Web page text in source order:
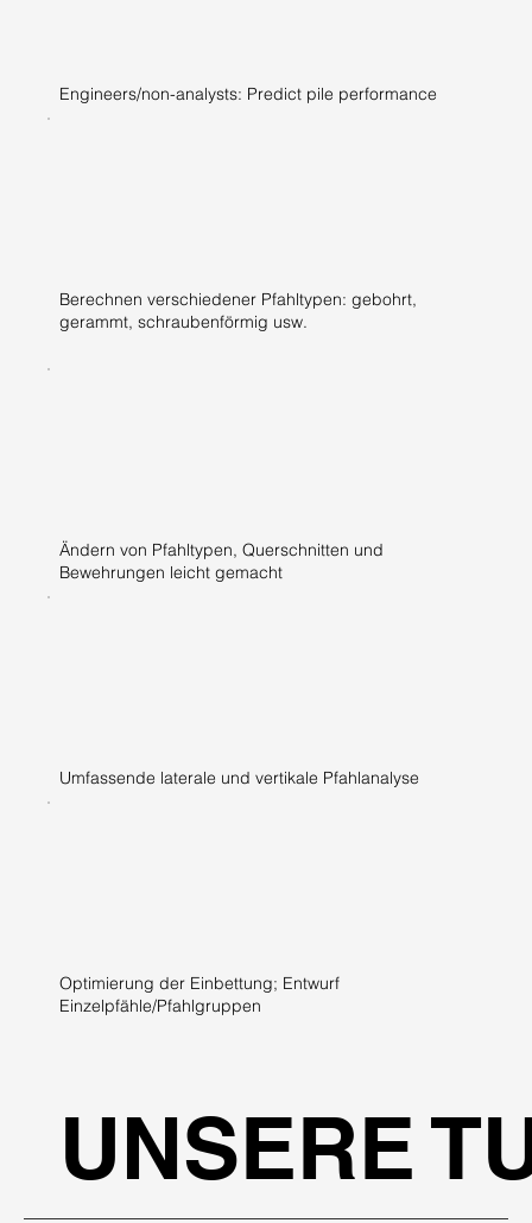
Engineers/non-analysts: Predict pile performance
Berechnen verschiedener Pfahltypen: gebohrt,
gerammt, schraubenförmig usw.
Ändern von Pfahltypen, Querschnitten und
Bewehrungen leicht gemacht
Umfassende laterale und vertikale Pfahlanalyse
Optimierung der Einbettung; Entwurf
Einzelpfähle/Pfahlgruppen
UNSERE